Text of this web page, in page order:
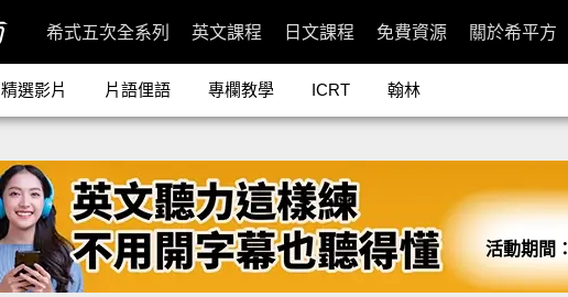
希式五次全系列 英文課程 日文課程 免費資源 關於希平方
精選影片 片語俚語 專欄教學 ICRT 翰林
活動期間：